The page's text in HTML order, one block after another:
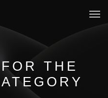
THE